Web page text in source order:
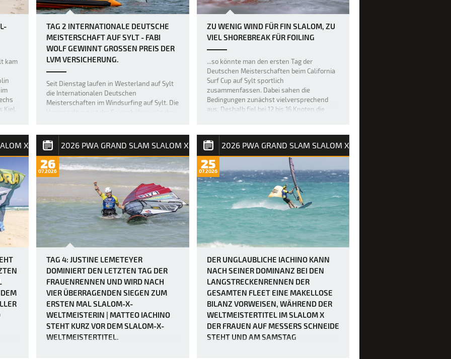
kam
Kiel.
TAG 2 INTERNATIONALE DEUTSCHE
MEISTERSCHAFT AUF SYLT - FABI
WOLF GEWINNT GROSSEN PREIS DER L
VM VERSICHERUNG.
Seit Dienstag laufen in Westerland auf Sylt
die Internationalen Deutschen
Meisterschaften im Windsurfing auf Sylt. Die
Veranstaltung ist der Saisonhöhepunkt der
offiziellen Wettfahrten durchgeführt w…
ZU WENIG WIND FÜR FIN SLALOM, ZU
VIEL SHOREBREAK FÜR FOILING
...so könnte man den ersten Tag der
Deutschen Meisterschaften beim California
Surf Cup auf Sylt sportlich
zusammenfassen. Dabei sahen die
Bedingungen zunächst vielversprechend
aus. Deshalb fiel bei 12 bis 16 Knoten die
X 2026 PWA GRAND SLAM SLALOM X
26
07.2026
TAG 4: JUSTINE LEMETEYER
DOMINIERT DEN LETZTEN TAG DER
FRAUENRENNEN UND WIRD NACH
VIER ÜBERRAGENDEN SIEGEN ZUM
ERSTEN MAL SLALOM-X-
WELTMEISTERIN | MATTEO IACHINO
STEHT KURZ VOR DEM SLALOM-X-
WELTMEISTERTITEL.
2026 PWA GRAND SLAM SLALOM X
25
07.2026
DER UNGLAUBLICHE IACHINO KANN
NACH SEINER DOMINANZ BEI DEN
LANGSTRECKENRENNEN DER
GESAMTEN FLEET EINE MAKELLOSE
BILANZ VORWEISEN, WÄHREND DER
WELTMEISTERTITEL IM SLALOM X
DER FRAUEN AUF MESSERS SCHNEIDE
STEHT UND AM SAMSTAG